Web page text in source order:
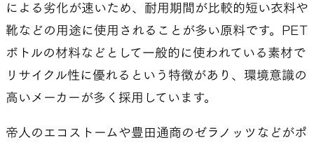
による劣化が速いため、耐用期間が比較的短い衣料や
靴などの用途に使用されることが多い原料です。PET
ボトルの材料などとして一般的に使われている素材で
リサイクル性に優れるという特徴があり、環境意識の
高いメーカーが多く採用しています。
帝人のエコストームや豊田通商のゼラノッツなどがポ